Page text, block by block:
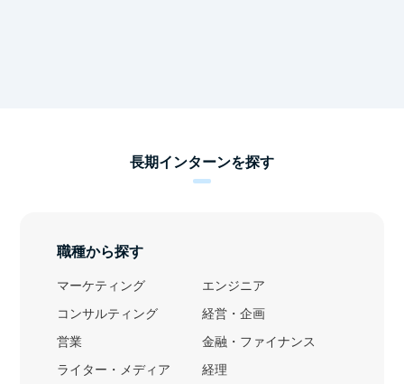
長期インターンを探す
職種から探す
マーケティング エンジニア
コンサルティング 経営・企画
営業 金融・ファイナンス
ライター・メディア 経理